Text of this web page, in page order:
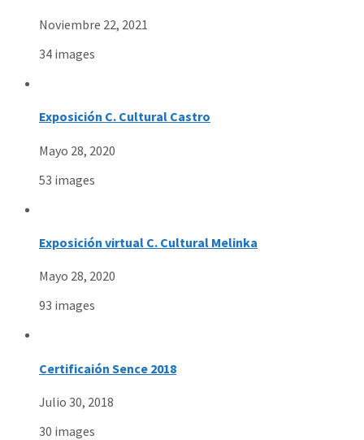
Noviembre 22, 2021
34 images
Exposición C. Cultural Castro
Mayo 28, 2020
53 images
Exposición virtual C. Cultural Melinka
Mayo 28, 2020
93 images
Certificaión Sence 2018
Julio 30, 2018
30 images